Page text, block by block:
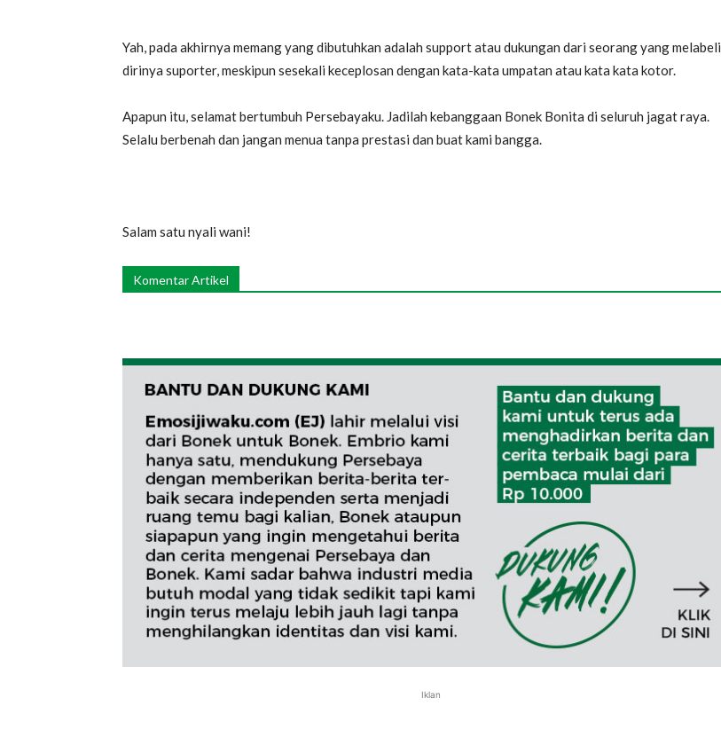
Yah, pada akhirnya memang yang dibutuhkan adalah support atau dukungan dari seorang yang melabeli
dirinya suporter, meskipun sesekali keceplosan dengan kata-kata umpatan atau kata kata kotor.
Apapun itu, selamat bertumbuh Persebayaku. Jadilah kebanggaan Bonek Bonita di seluruh jagat raya.
Selalu berbenah dan jangan menua tanpa prestasi dan buat kami bangga.
Salam satu nyali wani!
Komentar Artikel
Iklan